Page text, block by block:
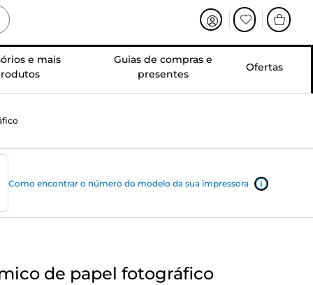
e mais
Guias de compras e
presentes
Ofertas
Como encontrar o número do modelo da sua impressora
de papel fotográfico